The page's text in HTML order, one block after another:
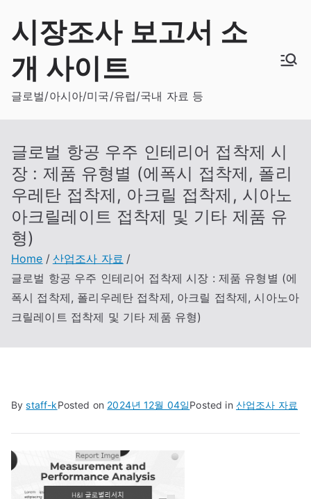
content
시장조사 보고서 소
개 사이트
글로벌/아시아/미국/유럽/국내 자료 등
글로벌 항공 우주 인테리어 접착제 시
장 : 제품 유형별 (에폭시 접착제, 폴리
우레탄 접착제, 아크릴 접착제, 시아노
아크릴레이트 접착제 및 기타 제품 유
형)
Home
산업조사 자료
글로벌 항공 우주 인테리어 접착제 시장 : 제품 유형별 (에
폭시 접착제, 폴리우레탄 접착제, 아크릴 접착제, 시아노아
크릴레이트 접착제 및 기타 제품 유형)
Bystaff-kPosted on 2024년 12월 04일Posted in 산업조사 자료